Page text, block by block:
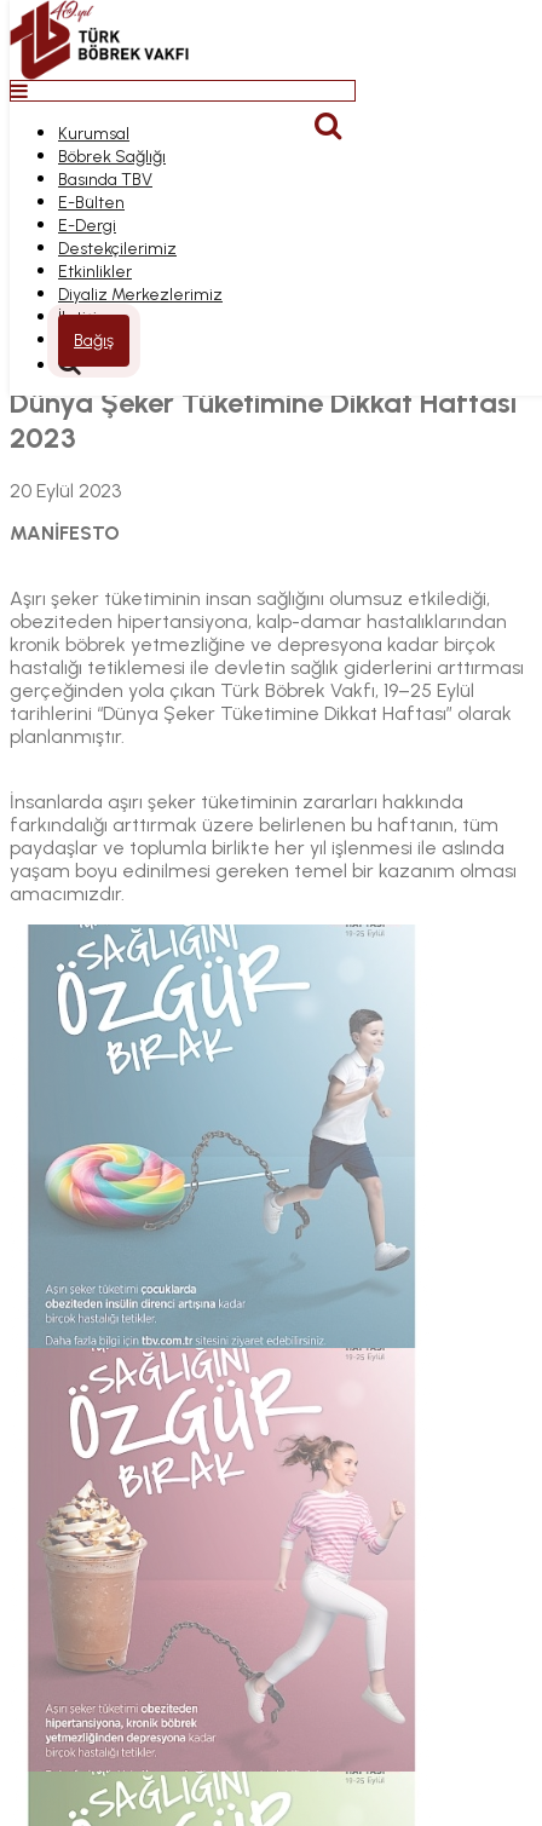
Top
Anasayfa
Kurumsal
Bağış
Böbrek Sağlığı
Basında TBV
E-Bülten
E-Dergi
Destekçilerimiz
Etkinlikler
Diyaliz Merkezlerimiz
İletişim
Kurumsal
Böbrek Sağlığı
Basında TBV
E-Bülten
E-Dergi
Destekçilerimiz
Etkinlikler
Diyaliz Merkezlerimiz
İletişim
Bağış
DÜNYA ŞEKER
TÜKETIMINE DIKKAT
HAFTASI 2023
Dünya Şeker Tüketimine Dikkat Haftası 2023
Dünya Şeker Tüketimine Dikkat Haftası
2023
20 Eylül 2023
MANİFESTO
Aşırı şeker tüketiminin insan sağlığını olumsuz etkilediği,
obeziteden hipertansiyona, kalp-damar hastalıklarından
kronik böbrek yetmezliğine ve depresyona kadar birçok
hastalığı tetiklemesi ile devletin sağlık giderlerini arttırması
gerçeğinden yola çıkan Türk Böbrek Vakfı, 19–25 Eylül
tarihlerini “Dünya Şeker Tüketimine Dikkat Haftası” olarak
planlanmıştır.
İnsanlarda aşırı şeker tüketiminin zararları hakkında
farkındalığı arttırmak üzere belirlenen bu haftanın, tüm
paydaşlar ve toplumla birlikte her yıl işlenmesi ile aslında
yaşam boyu edinilmesi gereken temel bir kazanım olması
amacımızdır.